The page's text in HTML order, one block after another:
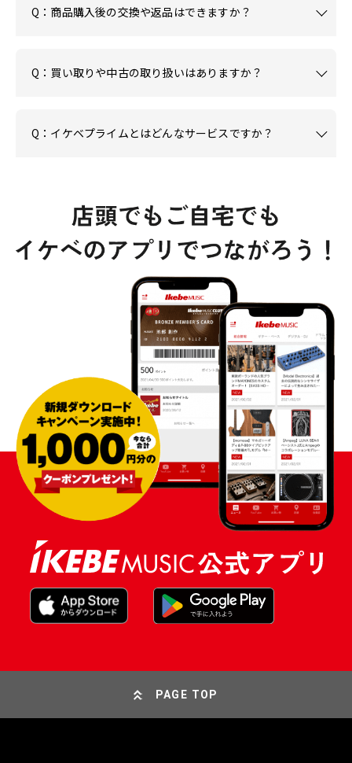
Q：商品購入後の交換や返品はできますか？
Q：買い取りや中古の取り扱いはありますか？
Q：イケベプライムとはどんなサービスですか？
PAGE TOP